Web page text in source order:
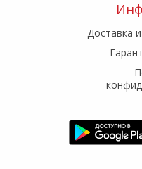
Доставка